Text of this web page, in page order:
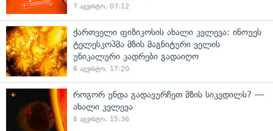
7 აგვისტო, 07:12
ქართველი ფიზიკოსის ახალი კვლევა: ინოუეს
ტელესკოპმა მზის მაგნიტური ველის
უნიკალური კადრები გადაიღო
6 აგვისტო, 17:20
როგორ უნდა გადავურჩეთ მზის სიკვდილს? —
ახალი კვლევა
6 აგვისტო, 15:36